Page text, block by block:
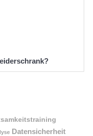
Datensicherheit